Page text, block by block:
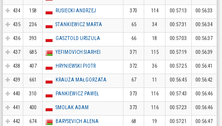
434 158 RUSIECKI ANDRZEJ 370 114 00:57:13 00:56:33
435 236 STANKIEWICZ MARTA 65 34 00:57:31 00:56:34
436 393 GASZTOLD URSZULA 66 18 00:57:03 00:56:37
437 685 YEFIMOVICH SIARHEI 371 115 00:57:19 00:56:39
438 407 HRYNIEWSKI PIOTR 372 36 00:57:25 00:56:41
439 661 KRAUZA MAŁGORZATA 67 11 00:56:45 00:56:42
440 310 PANKIEWICZ PAWEŁ 373 116 00:57:43 00:56:46
441 400 SMOLAK ADAM 373 116 00:57:23 00:56:46
442 674 BARYSEVICH ALENA 68 19 00:57:21 00:56:47